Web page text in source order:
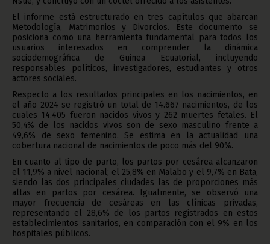
El informe está estructurado en tres capítulos que abarcan
Metodología, Matrimonios y Divorcios. Este documento se
posiciona como una herramienta fundamental para todos los
usuarios interesados en comprender la dinámica
sociodemográfica de Guinea Ecuatorial, incluyendo
responsables políticos, investigadores, estudiantes y otros
actores sociales.
Respecto a los resultados principales en los nacimientos, en
el año 2024 se registró un total de 14.667 nacimientos, de los
cuales 14.405 fueron nacidos vivos y 262 muertes fetales. El
50,4% de los nacidos vivos son de sexo masculino frente a
49,6% de sexo femenino. Se estima en la actualidad una
cobertura nacional de nacimientos de poco más del 90%.
En cuanto al tipo de parto, los partos por cesárea alcanzaron
el 11,9% a nivel nacional; el 25,8% en Malabo y el 9,7% en Bata,
siendo las dos principales ciudades las de proporciones más
altas en partos por cesárea. Igualmente, se observó una
mayor frecuencia de cesáreas en las clínicas privadas,
representando el 28,6% de los partos registrados en estos
establecimientos sanitarios, en comparación con el 9% en los
hospitales públicos.